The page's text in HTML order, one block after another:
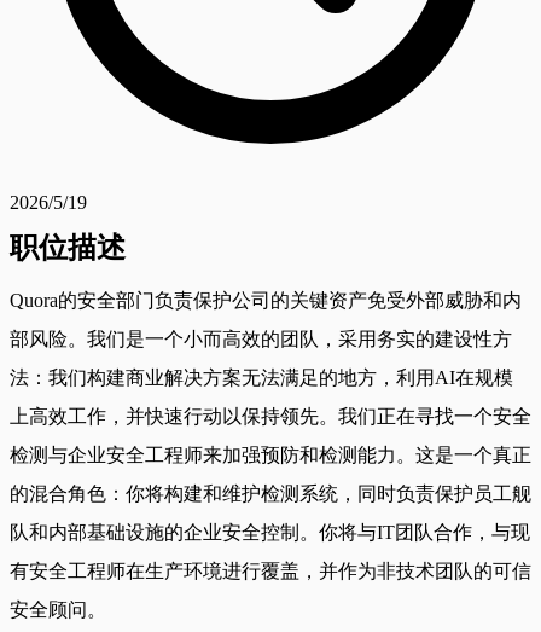
2026/5/19
职位描述
Quora的安全部门负责保护公司的关键资产免受外部威胁和内
部风险。我们是一个小而高效的团队，采用务实的建设性方
法：我们构建商业解决方案无法满足的地方，利用AI在规模
上高效工作，并快速行动以保持领先。我们正在寻找一个安全
检测与企业安全工程师来加强预防和检测能力。这是一个真正
的混合角色：你将构建和维护检测系统，同时负责保护员工舰
队和内部基础设施的企业安全控制。你将与IT团队合作，与现
有安全工程师在生产环境进行覆盖，并作为非技术团队的可信
安全顾问。